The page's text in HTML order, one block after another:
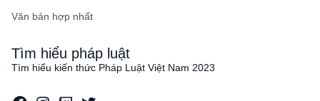
Văn bản hợp nhất
Tìm hiểu pháp luật
Tìm hiểu kiến thức Pháp Luật Việt Nam 2023